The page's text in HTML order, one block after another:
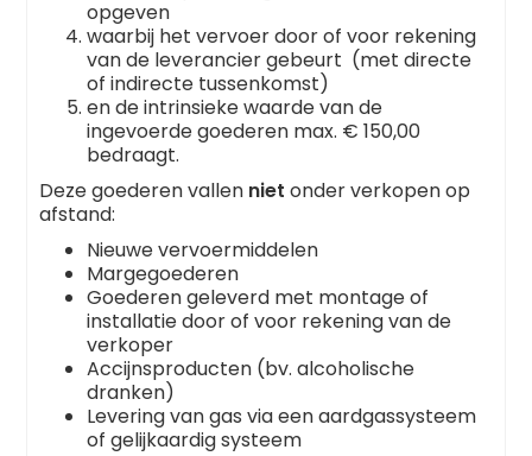
opgeven
waarbij het vervoer door of voor rekening
van de leverancier gebeurt (met directe
of indirecte tussenkomst)
en de intrinsieke waarde van de
ingevoerde goederen max. € 150,00
bedraagt.
Deze goederen vallen nietonder verkopen op
afstand:
Nieuwe vervoermiddelen
Margegoederen
Goederen geleverd met montage of
installatie door of voor rekening van de
verkoper
Accijnsproducten (bv. alcoholische
dranken)
Levering van gas via een aardgassysteem
of gelijkaardig systeem